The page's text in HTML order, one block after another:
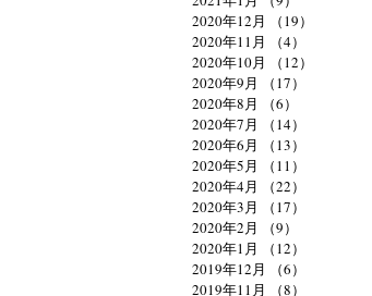
2020年12月
（19）
2020年11月
（4）
2020年10月
（12）
2020年9月
（17）
2020年8月
（6）
2020年7月
（14）
2020年6月
（13）
2020年5月
（11）
2020年4月
（22）
2020年3月
（17）
2020年2月
（9）
2020年1月
（12）
2019年12月
（6）
2019年11月
（8）